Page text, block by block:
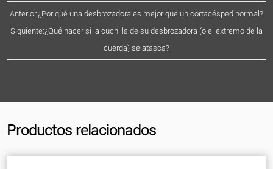
Anterior:¿Por qué una desbrozadora es mejor que un cortacésped normal?
Siguiente:¿Qué hacer si la cuchilla de su desbrozadora (o el extremo de la
cuerda) se atasca?
Productos relacionados